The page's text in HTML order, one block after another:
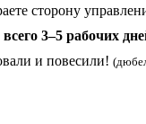
сторону
3–5 рабочих
и повесили!